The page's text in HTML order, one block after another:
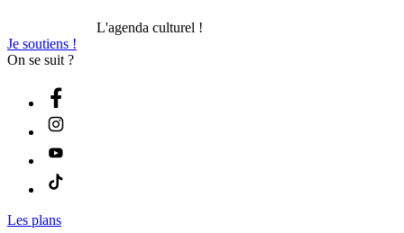
L'agenda culturel !
Je soutiens !
On se suit ?
Les plans